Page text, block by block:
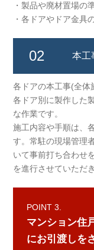
・製品や廃材置場の
・各ドアやドア金具
02 本工
各ドアの本工事(全体
各ドア別に製作した
な作業です。
施工内容や手順は、
す。常駐の現場管理
いて事前打ち合わせ
を進行させていただ
POINT 3.
マンション住
にお引渡しを